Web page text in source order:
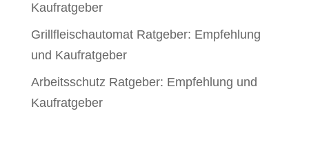
Kaufratgeber
Grillfleischautomat Ratgeber: Empfehlung
und Kaufratgeber
Arbeitsschutz Ratgeber: Empfehlung und
Kaufratgeber